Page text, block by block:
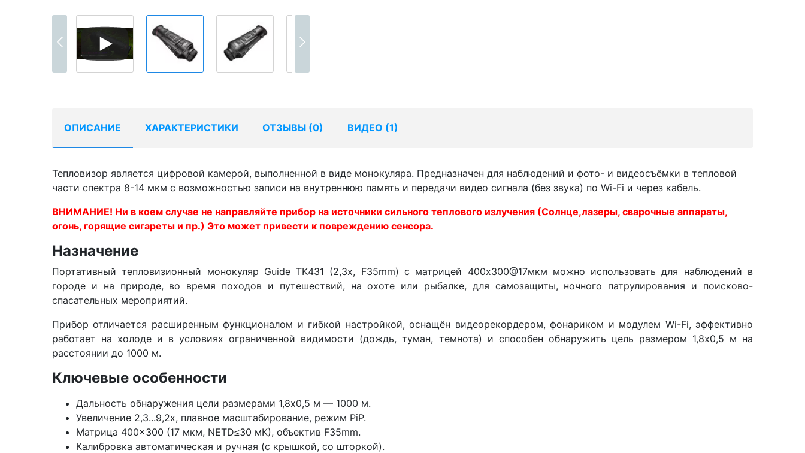
ОПИСАНИЕ ХАРАКТЕРИСТИКИ ОТЗЫВЫ (0) ВИДЕО (1)
Тепловизор является цифровой камерой, выполненной в виде монокуляра. Предназначен для наблюдений и фото- и видеосъёмки в тепловой
части спектра 8-14 мкм с возможностью записи на внутреннюю память и передачи видео сигнала (без звука) по Wi-Fi и через кабель.
ВНИМАНИЕ! Ни в коем случае не направляйте прибор на источники сильного теплового излучения (Солнце,лазеры, сварочные аппараты,
огонь, горящие сигареты и пр.) Это может привести к повреждению сенсора.
Назначение
Портативный тепловизионный монокуляр Guide TK431 (2,3x, F35mm) с матрицей 400x300@17мкм можно использовать для наблюдений в
городе и на природе, во время походов и путешествий, на охоте или рыбалке, для самозащиты, ночного патрулирования и поисково-
спасательных мероприятий.
Прибор отличается расширенным функционалом и гибкой настройкой, оснащён видеорекордером, фонариком и модулем Wi-Fi, эффективно
работает на холоде и в условиях ограниченной видимости (дождь, туман, темнота) и способен обнаружить цель размером 1,8x0,5 м на
расстоянии до 1000 м.
Ключевые особенности
Дальность обнаружения цели размерами 1,8x0,5 м — 1000 м.
Увеличение 2,3...9,2x, плавное масштабирование, режим PiP.
Матрица 400×300 (17 мкм, NETD≤30 мК), объектив F35mm.
Калибровка автоматическая и ручная (с крышкой, со шторкой).